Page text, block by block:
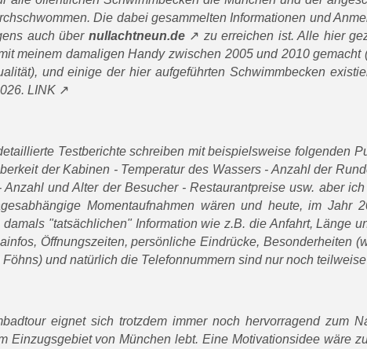
Die dabei gesammelten Informationen und
auch über nullachtneun.de
zu erreichen ist. Alle hier
meinem damaligen Handy zwischen 2005 und 2010 gemacht
und einige der hier aufgeführten Schwimmbecken
LINK
Testberichte schreiben mit beispielsweise folgenden
der Kabinen - Temperatur des Wassers - Anzahl der
Anzahl und Alter der Besucher - Restaurantpreise usw. aber
Momentaufnahmen wären und heute, im Jahr
"tatsächlichen" Information wie z.B. die Anfahrt, Länge
Öffnungszeiten, persönliche Eindrücke, Besonderheiten
und natürlich die Telefonnummern sind nur noch
eignet sich trotzdem immer noch hervorragend zum
Einzugsgebiet von München lebt. Eine Motivationsidee wäre